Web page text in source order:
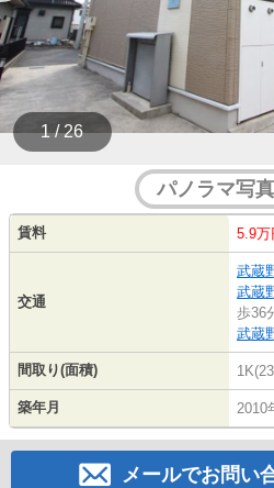
1 / 26
パノラマ写
賃料 5.9万
交通
武蔵
武蔵
歩36
武蔵
間取り(面積)
築年月 2010
メールでお問い